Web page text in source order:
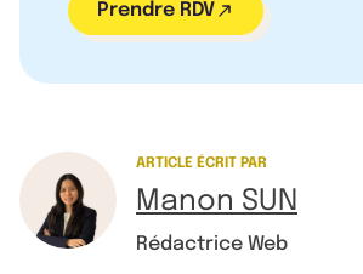
Prendre RDV
ARTICLE ÉCRIT PAR
Manon SUN
Rédactrice Web